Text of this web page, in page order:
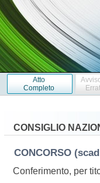
Atto
Completo
CONSIGLIO
CONCORSO
Conferimento, per